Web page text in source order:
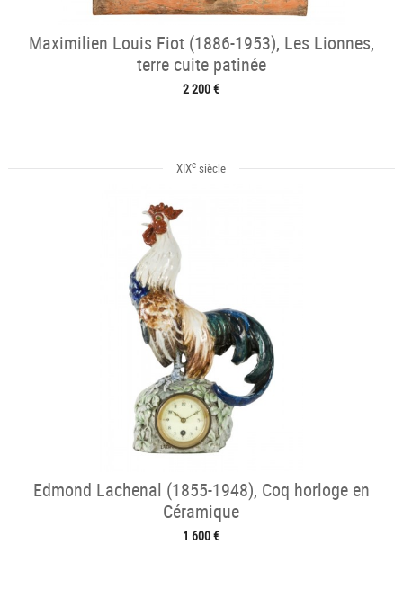
Maximilien Louis Fiot (1886-1953), Les Lionnes,
terre cuite patinée
2 200 €
XIXe siècle
Edmond Lachenal (1855-1948), Coq horloge en
Céramique
1 600 €